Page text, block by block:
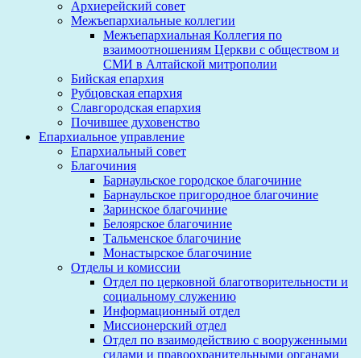
Архиерейский совет
Межъепархиальные коллегии
Межъепархиальная Коллегия по
взаимоотношениям Церкви с обществом и
СМИ в Алтайской митрополии
Бийская епархия
Рубцовская епархия
Славгородская епархия
Почившее духовенство
Епархиальное управление
Епархиальный совет
Благочиния
Барнаульское городское благочиние
Барнаульское пригородное благочиние
Заринское благочиние
Белоярское благочиние
Тальменское благочиние
Монастырское благочиние
Отделы и комиссии
Отдел по церковной благотворительности и
социальному служению
Информационный отдел
Миссионерский отдел
Отдел по взаимодействию с вооруженными
силами и правоохранительными органами